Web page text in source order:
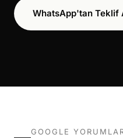
WhatsApp'tan Teklif
GOOGLE